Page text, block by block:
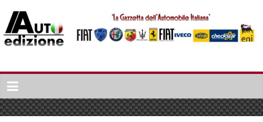
naar
inhoud
Auto
Edizione
La
Gazetta